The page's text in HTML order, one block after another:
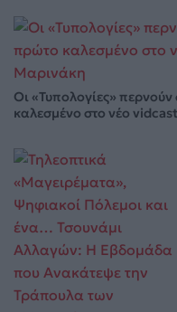
Οι «Τυπολογίες»
καλεσμένο στο νέο